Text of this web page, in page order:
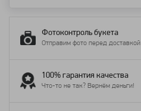
Фотоконтроль букета
Отправим фото перед доставкой
100% гарантия качества
Что-то не так? Вернём деньги!